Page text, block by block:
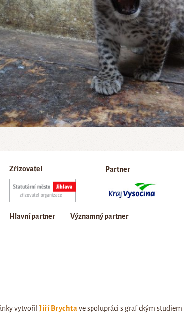
Zřizovatel Partner
Hlavní partner Významný partner
vytvořilJiří Brychtave spolupráci s grafickým studiem